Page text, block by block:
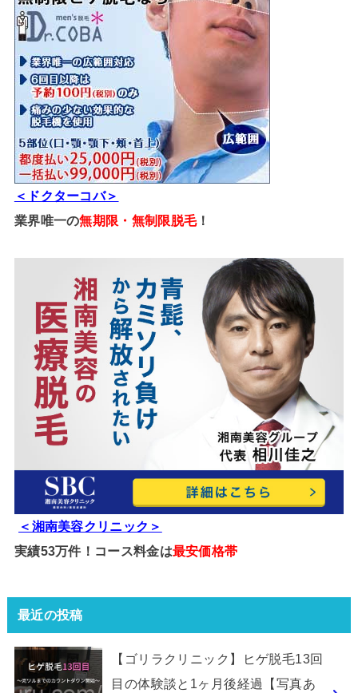
＜ドクターコバ＞
業界唯一の無期限・無制限脱毛！
＜湘南美容クリニック＞
実績53万件！コース料金は最安価格帯
最近の投稿
【ゴリラクリニック】ヒゲ脱毛13回
目の体験談と1ヶ月後経過【写真あ